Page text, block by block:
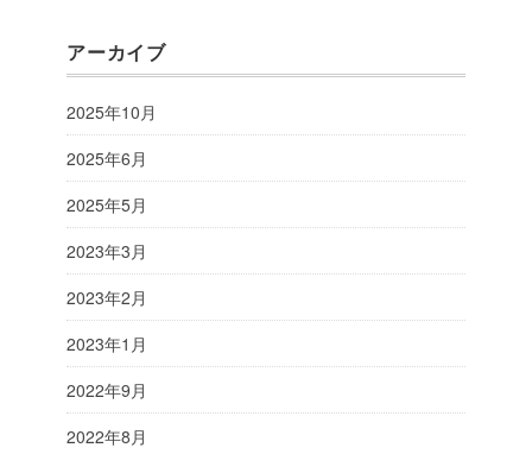
アーカイブ
2025年10月
2025年6月
2025年5月
2023年3月
2023年2月
2023年1月
2022年9月
2022年8月